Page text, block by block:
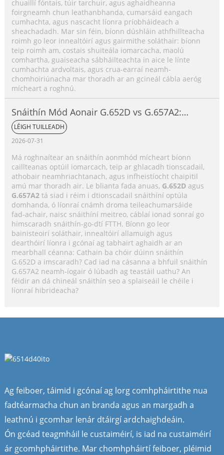
chuaillí fóntais, túir tarchuir, agus aghaidheanna
foirgneamh chun leathanbhanda, cumarsáid eangach
cumhachta, agus nascacht líonra príobháideach a
sheachadadh. Mar sin féin, bíonn dúshláin athfhillteacha
roimh go leor innealtóirí agus gairmithe soláthair: bíonn
teip roimh am, costais shuiteála iomarcacha, maolú
comhartha, guaiseacha sábháilteachta in aice le línte
cumhachta ardvoltais, agus crua-earraí neamh-
chomhoiriúnacha mar thoradh ar an gcineál cábla aeróg
mícheart a roghnú.
Snáithín Mód Aonair G.652D vs G.657A2:
Príomhdhifríochtaí, Comparáid Feidhmíochta
& Treoir Roghnúcháin Feidhmchláir
LÉIGH TUILLEADH
2026-07-31
Má roghnaítear an snáithín aonmhód mícheart bíonn
caillteanas optúil iomarcach, teip ar ghlacadh tionscadail,
athobair neamhriachtanach, agus infheistíocht chaipitil
amú mar thoradh air. Le blianta fada anuas, G.652Dagus
G.657A2tá siad i réim i dtionscadail snáithíní optúla
domhanda, ó líonraí cnámh droma teileachumarsáide
fad-achair, naisc snáithíní meitreo, cáblaí ionad sonraí go
himscaradh snáithín-go-dtí FTTH. Bíonn go leor
bainisteoirí soláthair, innealtóirí allamuigh agus
dearthóirí líonra i gcónaí ag tabhairt aghaidh ar an
mearbhall céanna: Cathain ba chóir dúinn snáithín
G.652D a imscaradh? Cad iad na cásanna a bhfuil snáithín
G.657A2 neamh-íogair ó lúbadh ag teastáil uathu? An
féidir an dá chineál snáithín seo a splaiseáil le chéile i
líonraí hibrideacha?
Ag feiboer, táimid i gcónaí ag lorg comhpháirtithe nua
fadtéarmacha chun an branda agus an margadh a
leathnú i gcomhar lenár dtáirgí ardchaighdeáin.
Ón gcéad teagmháil le custaiméirí, is iad na custaiméirí
ár gcomhpháirtithe. Mar chomhpháirtí feiboer, pléimid